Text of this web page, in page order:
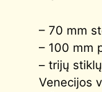
– 70 mm
– 100 mm
– trijų
Venecijos